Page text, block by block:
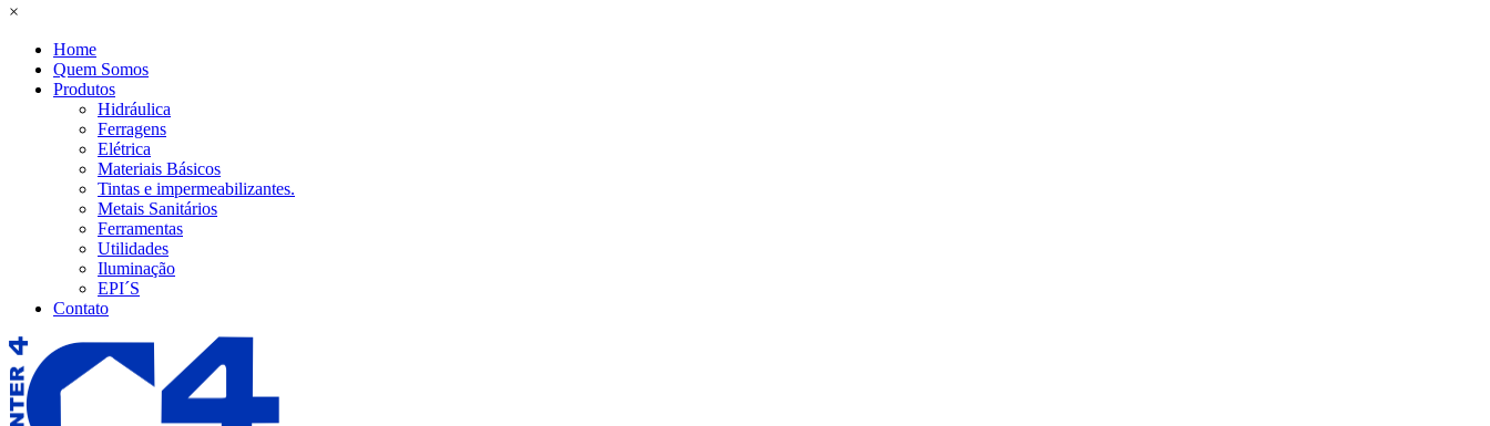
×
Home
Quem Somos
Produtos
Hidráulica
Ferragens
Elétrica
Materiais Básicos
Tintas e impermeabilizantes.
Metais Sanitários
Ferramentas
Utilidades
Iluminação
EPI´S
Contato